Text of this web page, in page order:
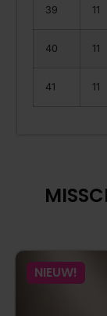
39 11
40 11
41 11
NIEUW!